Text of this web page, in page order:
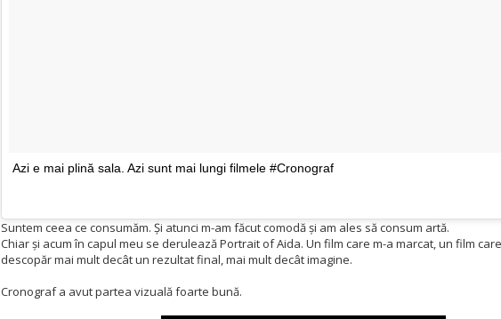
Azi e mai plină sala. Azi sunt mai lungi filmele #Cronograf
Suntem ceea ce consumăm. Și atunci m-am făcut comodă și am ales să consum artă.
Chiar și acum în capul meu se derulează Portrait of Aida. Un film care m-a marcat, un film
descopăr mai mult decât un rezultat final, mai mult decât imagine.
Cronograf a avut partea vizuală foarte bună.